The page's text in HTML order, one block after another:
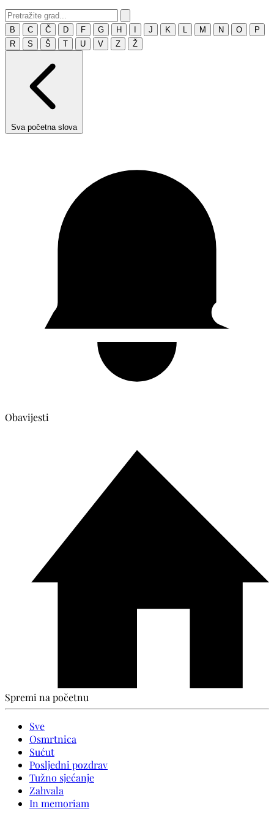
B C Č D F G H J K M N O
P
R
S Š T U V Z Ž
Sva početna slova
Obavijesti
Spremi na početnu
Sve
Osmrtnica
Sućut
Posljedni pozdrav
Tužno sjećanje
Zahvala
In memoriam